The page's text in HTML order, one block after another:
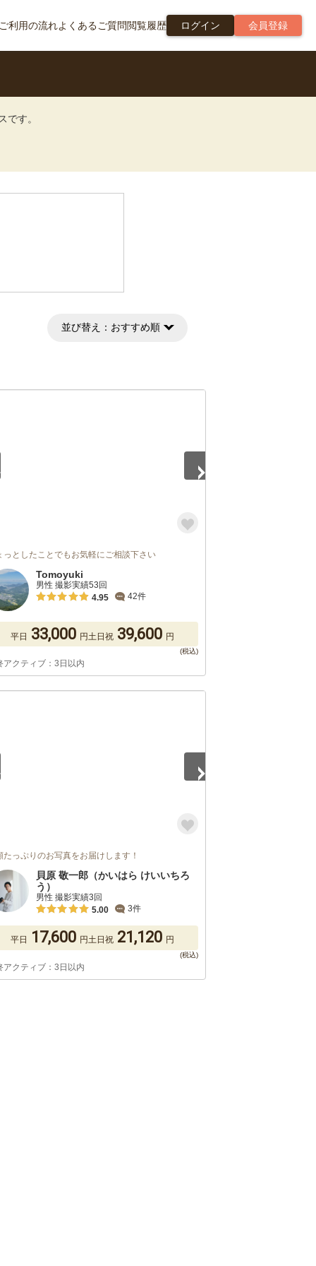
ご利用の流れよくあるご質問閲覧履歴 ログイン 会員登録
です。
並び替え： おすすめ順
っとしたことでもお気軽にご相談下さい
Tomoyuki
男性 撮影実績53回
4.95
42件
平日 33,000 円土日祝 39,600 円
アクティブ：3日以内
たっぷりのお写真をお届けします！
貝原 敬一郎（かいはら けいいちろ
う）
男性 撮影実績3回
5.00
3件
平日 17,600 円土日祝 21,120 円
アクティブ：3日以内